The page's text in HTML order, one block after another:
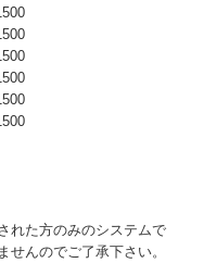
れた方のみのシステムで
んのでご了承下さい。